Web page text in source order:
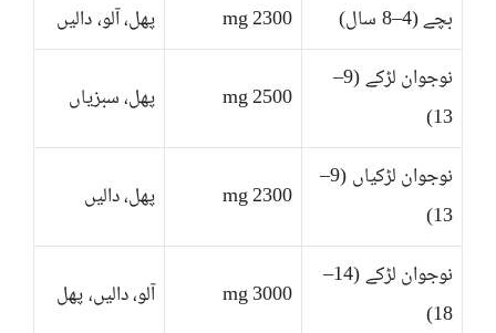
بچے (4–8 سال)
2300 mg
پھل، آلو، دالیں
نوجوان لڑکے (9–
13)
2500 mg پھل، سبزیاں
نوجوان لڑکیاں (9–
13)
2300 mg پھل، دالیں
نوجوان لڑکے (14–
18)
3000 mg آلو، دالیں، پھل